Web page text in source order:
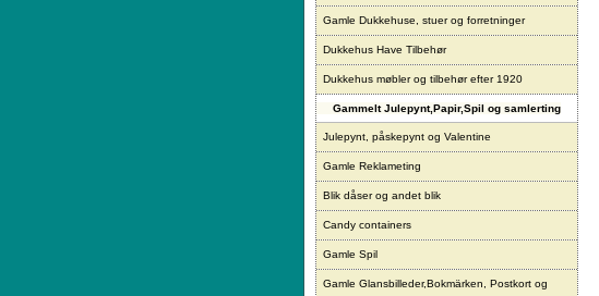
Gamle Dukkehuse, stuer og forretninger
Dukkehus Have Tilbehør
Dukkehus møbler og tilbehør efter 1920
Gammelt Julepynt,Papir,Spil og samlerting
Julepynt, påskepynt og Valentine
Gamle Reklameting
Blik dåser og andet blik
Candy containers
Gamle Spil
Gamle Glansbilleder,Bokmärken, Postkort og